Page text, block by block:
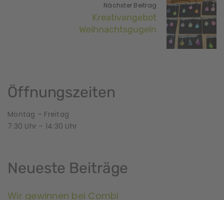
Nächster Beitrag
Kreativangebot
Weihnachtsgugeln
Öffnungszeiten
Montag – Freitag
7:30 Uhr – 14:30 Uhr
Neueste Beiträge
Wir gewinnen bei Combi